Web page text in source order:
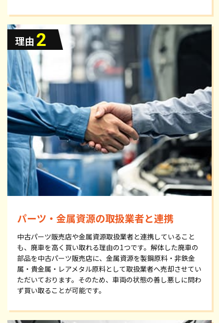
パーツ・金属資源の取扱業者と連携
中古パーツ販売店や金属資源取扱業者と連携していること
も、廃車を高く買い取れる理由の1つです。解体した廃車の
部品を中古パーツ販売店に、金属資源を製鋼原料・非鉄金
属・貴金属・レアメタル原料として取扱業者へ売却させてい
ただいております。そのため、車両の状態の善し悪しに問わ
ず買い取ることが可能です。